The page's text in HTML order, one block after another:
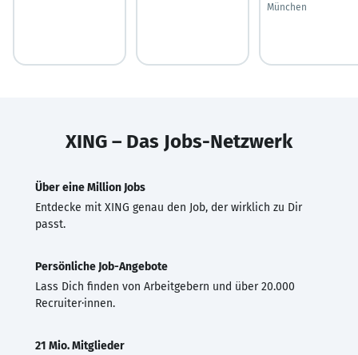
München
XING – Das Jobs-Netzwerk
Über eine Million Jobs
Entdecke mit XING genau den Job, der wirklich zu Dir
passt.
Persönliche Job-Angebote
Lass Dich finden von Arbeitgebern und über 20.000
Recruiter·innen.
21 Mio. Mitglieder